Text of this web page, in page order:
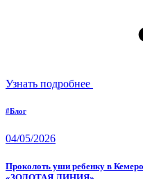
Узнать подробнее
#Блог
04/05/2026
Проколоть уши ребенку в